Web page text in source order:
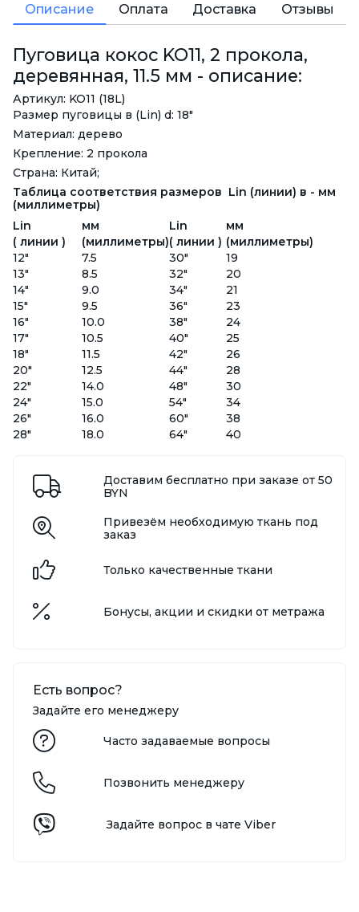
Описание Оплата Доставка Отзывы
Пуговица кокос KO11, 2 прокола,
деревянная, 11.5 мм - описание:
Артикул: KO11 (18L)
Размер пуговицы в (Lin) d: 18"
Материал: дерево
Крепление: 2 прокола
Страна: Китай;
Таблица соответствия размеров Lin (линии) в - мм
(миллиметры)
Lin
мм Lin
мм
( линии )
(миллиметры)( линии ) (миллиметры)
12"
7.5 30"
19
13"
8.5 32"
20
14"
9.0 34"
21
15"
9.5 36"
23
16"
10.0 38"
24
17"
10.5 40"
25
18"
11.5 42"
26
20"
12.5 44"
28
22"
14.0 48"
30
24"
15.0 54"
34
26"
16.0 60"
38
28"
18.0 64" 40
Доставим бесплатно при заказе от 50
BYN
Привезём необходимую ткань под
заказ
Только качественные ткани
Бонусы, акции и скидки от метража
Есть вопрос?
Задайте его менеджеру
Часто задаваемые вопросы
Позвонить менеджеру
Задайте вопрос в чате Viber